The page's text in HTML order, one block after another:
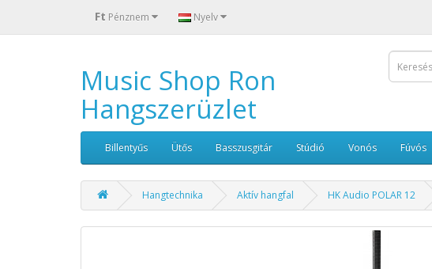
Ft Pénznem Nyelv
Music Shop Ron
Hangszerüzlet
Billentyűs Ütős Basszusgitár Stúdió Vonós Fúvós
Hangtechnika Aktív hangfal HK Audio POLAR 12